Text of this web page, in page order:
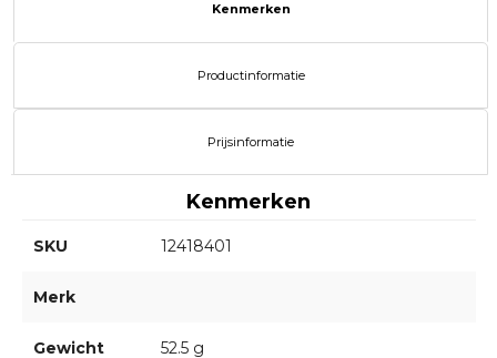
Kenmerken
Productinformatie
Prijsinformatie
Kenmerken
SKU 12418401
Merk
Gewicht 52.5 g